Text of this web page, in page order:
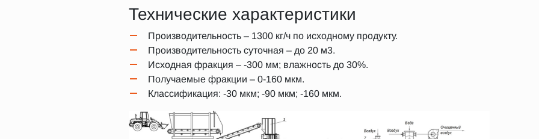
Технические характеристики
Производительность – 1300 кг/ч по исходному продукту.
Производительность суточная – до 20 м3.
Исходная фракция – -300 мм; влажность до 30%.
Получаемые фракции – 0-160 мкм.
Классификация: -30 мкм; -90 мкм; -160 мкм.